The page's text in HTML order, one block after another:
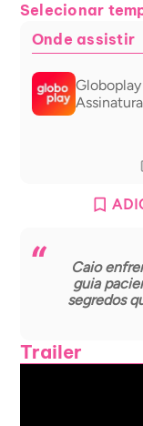
Selecionar
Onde assistir
Globoplay
Assinatura
Caio
guia
segredos
Trailer